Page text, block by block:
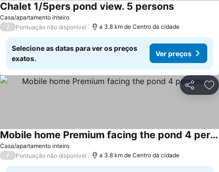
Casa/apartamento inteiro
Chalet 1/5pers pond view. 5 personsVer preços
/ Pontuação não disponível a 3.8 km de Centro da cidade
Selecione as datas para ver os preços
exatos.
Ver preços
Partilhar
Casa/apartamento inteiro
Mobile home Premium facing the pond 4 persons
Ver preços
/ Pontuação não disponível a 3.8 km de Centro da cidade